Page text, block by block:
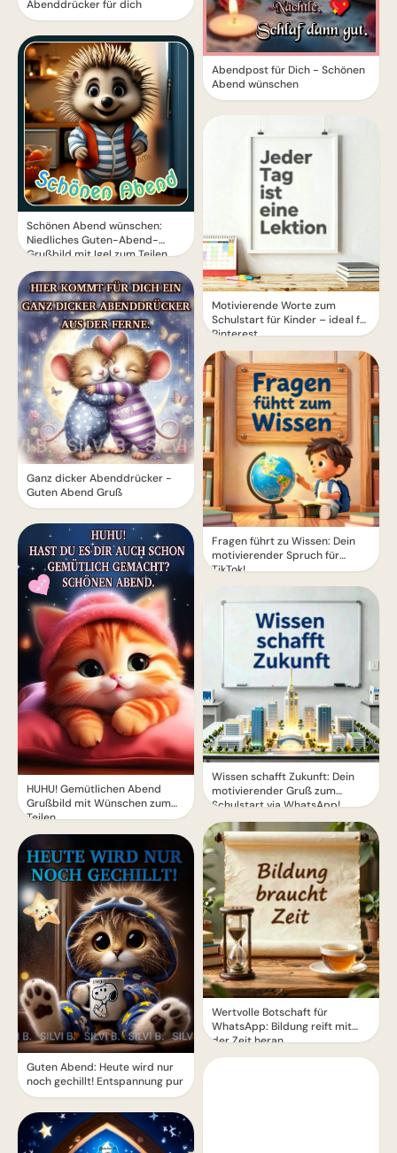
Abenddrücker für dich
Schönen Abend wünschen:
Niedliches Guten-Abend-
Grußbild mit Igel zum Teilen
Ganz dicker Abenddrücker -
Guten Abend Gruß
HUHU! Gemütlichen Abend
Grußbild mit Wünschen zum
Teilen
Guten Abend: Heute wird nur
noch gechillt! Entspannung pur
Abendpost für Dich - Schönen
Abend wünschen
Motivierende Worte zum
Schulstart für Kinder – ideal für
Pinterest
Fragen führt zu Wissen: Dein
motivierender Spruch für
TikTok!
Wissen schafft Zukunft: Dein
motivierender Gruß zum
Schulstart via WhatsApp!
Wertvolle Botschaft für
WhatsApp: Bildung reift mit
der Zeit heran